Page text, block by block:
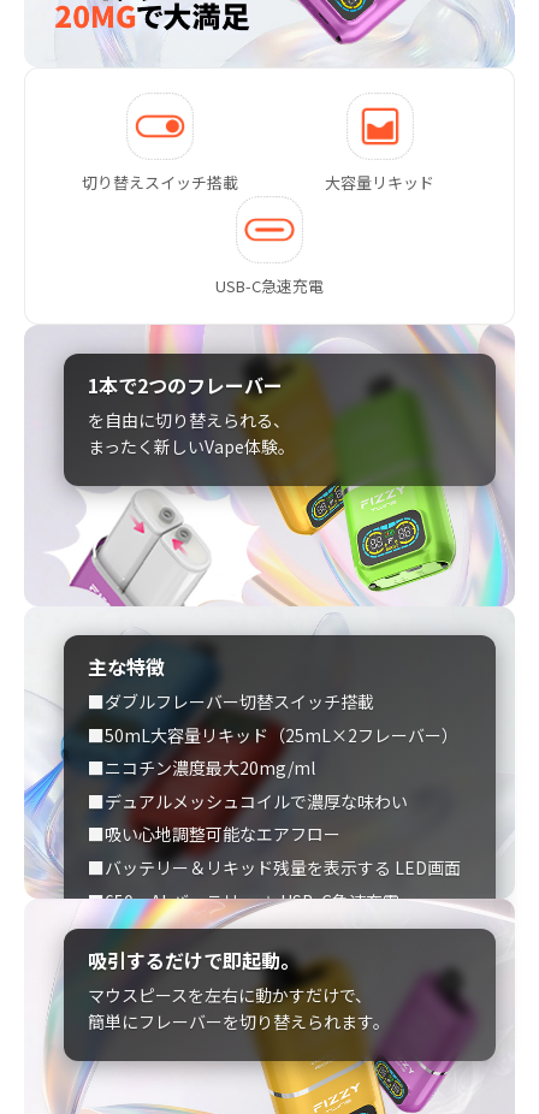
切り替えスイッチ搭載 大容量リキッド
USB-C急速充電
1本で2つのフレーバー
を自由に切り替えられる、
まったく新しいVape体験。
主な特徴
■ダブルフレーバー切替スイッチ搭載
■50mL大容量リキッド（25mL×2フレーバー）
■ニコチン濃度最大20mg/ml
■デュアルメッシュコイルで濃厚な味わい
■吸い心地調整可能なエアフロー
■バッテリー＆リキッド残量を表示する LED画面
■650mAhバッテリー ＋ USB-C急速充電
吸引するだけで即起動。
マウスピースを左右に動かすだけで、
簡単にフレーバーを切り替えられます。